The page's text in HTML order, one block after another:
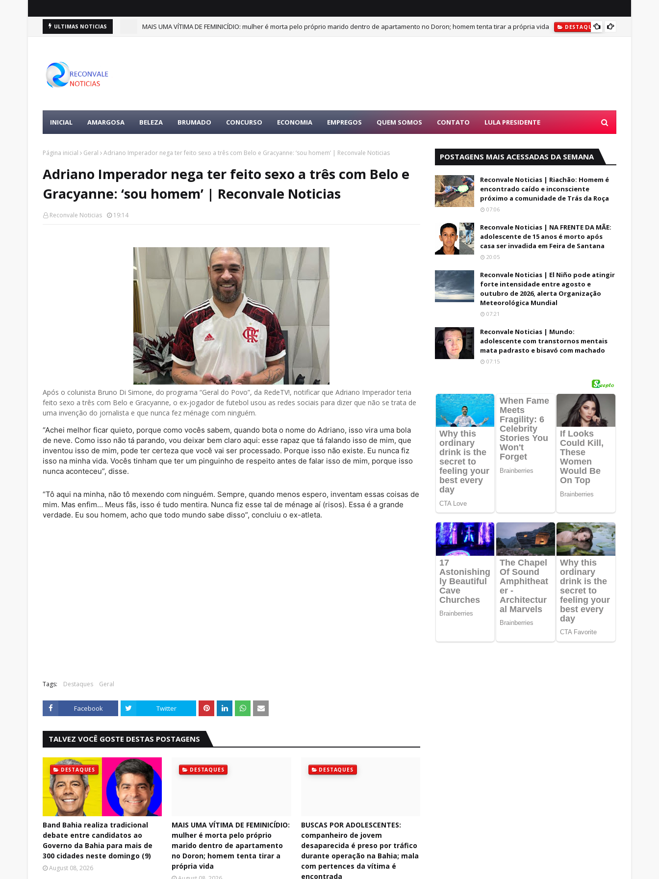
ULTIMAS NOTICIAS
DESTAQUES MAIS UMA VÍTIMA DE FEMINICÍDIO: mulher é morta pelo próprio marido dentro de apartamento no Doron; homem tenta tirar a própria vida DESTAQUES
INICIAL AMARGOSA BELEZA BRUMADO CONCURSO ECONOMIA EMPREGOS QUEM SOMOS CONTATO LULA PRESIDENTE
Página inicial Geral Adriano Imperador nega ter feito sexo a três com Belo e Gracyanne: ‘sou homem’ | Reconvale Noticias
Adriano Imperador nega ter feito sexo a três com Belo e
Gracyanne: ‘sou homem’ | Reconvale Noticias
Reconvale Noticias 19:14
Após o colunista Bruno Di Simone, do programa “Geral do Povo”, da RedeTV!, notificar que Adriano Imperador teria
feito sexo a três com Belo e Gracyanne, o ex-jogador de futebol usou as redes sociais para dizer que não se trata de
uma invenção do jornalista e que nunca fez ménage com ninguém.
“Achei melhor ficar quieto, porque como vocês sabem, quando bota o nome do Adriano, isso vira uma bola
de neve. Como isso não tá parando, vou deixar bem claro aqui: esse rapaz que tá falando isso de mim, que
inventou isso de mim, pode ter certeza que você vai ser processado. Porque isso não existe. Eu nunca fiz
isso na minha vida. Vocês tinham que ter um pinguinho de respeito antes de falar isso de mim, porque isso
nunca aconteceu”, disse.
“Tô aqui na minha, não tô mexendo com ninguém. Sempre, quando menos espero, inventam essas coisas de
mim. Mas enfim… Meus fãs, isso é tudo mentira. Nunca fiz esse tal de ménage aí (risos). Essa é a grande
verdade. Eu sou homem, acho que todo mundo sabe disso”, concluiu o ex-atleta.
Tags: Destaques Geral
Facebook Twitter
TALVEZ VOCÊ GOSTE DESTAS POSTAGENS
DESTAQUES
Band Bahia realiza tradicional
debate entre candidatos ao
Governo da Bahia para mais de
300 cidades neste domingo (9)
August 08, 2026
DESTAQUES
MAIS UMA VÍTIMA DE FEMINICÍDIO:
mulher é morta pelo próprio
marido dentro de apartamento
no Doron; homem tenta tirar a
própria vida
DESTAQUES
BUSCAS POR ADOLESCENTES:
companheiro de jovem
desaparecida é preso por tráfico
durante operação na Bahia; mala
com pertences da vítima é
encontrada
POSTAGENS MAIS ACESSADAS DA SEMANA
Reconvale Noticias | Riachão: Homem é
encontrado caído e inconsciente
próximo a comunidade de Trás da Roça
07:06
Reconvale Noticias | NA FRENTE DA MÃE:
adolescente de 15 anos é morto após
casa ser invadida em Feira de Santana
20:05
Reconvale Noticias | El Niño pode atingir
forte intensidade entre agosto e
outubro de 2026, alerta Organização
Meteorológica Mundial
07:21
Reconvale Noticias | Mundo:
adolescente com transtornos mentais
mata padrasto e bisavó com machado
07:15